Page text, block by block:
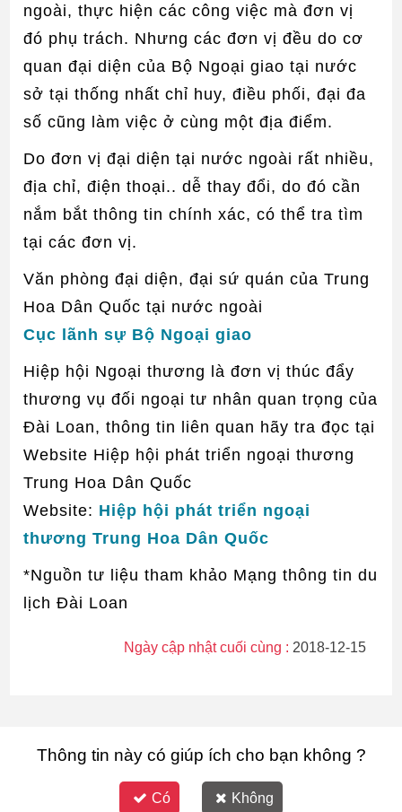
ngoài, thực hiện các công việc mà đơn vị
đó phụ trách. Nhưng các đơn vị đều do cơ
quan đại diện của Bộ Ngoại giao tại nước
sở tại thống nhất chỉ huy, điều phối, đại đa
số cũng làm việc ở cùng một địa điểm.
Do đơn vị đại diện tại nước ngoài rất nhiều,
địa chỉ, điện thoại.. dễ thay đổi, do đó cần
nắm bắt thông tin chính xác, có thể tra tìm
tại các đơn vị.
Văn phòng đại diện, đại sứ quán của Trung
Hoa Dân Quốc tại nước ngoài
Cục lãnh sự Bộ Ngoại giao
Hiệp hội Ngoại thương là đơn vị thúc đẩy
thương vụ đối ngoại tư nhân quan trọng của
Đài Loan, thông tin liên quan hãy tra đọc tại
Website Hiệp hội phát triển ngoại thương
Trung Hoa Dân Quốc
Website: Hiệp hội phát triển ngoại
thương Trung Hoa Dân Quốc
*Nguồn tư liệu tham khảo Mạng thông tin du
lịch Đài Loan
Ngày cập nhật cuối cùng : 2018-12-15
Thông tin này có giúp ích cho bạn không ?
Có Không